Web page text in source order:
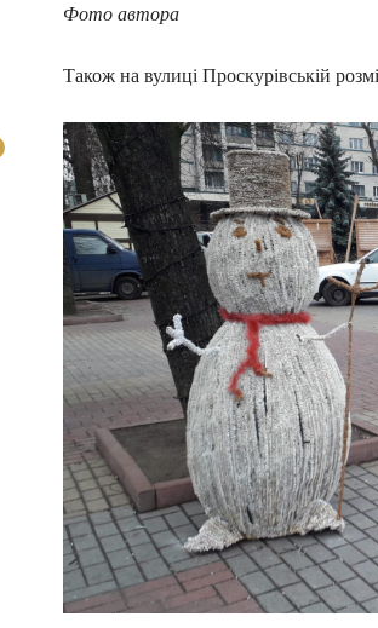
Фото автора
Також на вулиці Проскурівській